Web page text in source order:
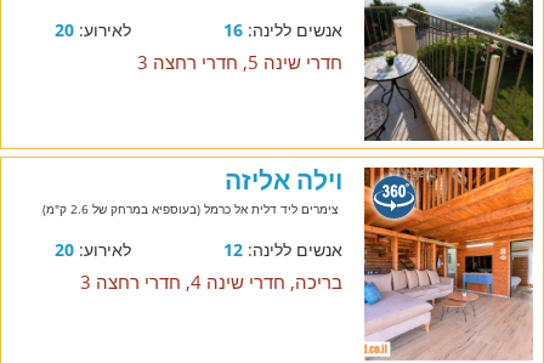
אנשים ללינה:16 לאירוע:20
חדרי שינה 5, חדרי רחצה 3
וילה אליזה
צימרים ליד דלית אל כרמל (בעוספיא במרחק של 2.6 ק"מ)
אנשים ללינה:12 לאירוע:20
בריכה, חדרי שינה 4, חדרי רחצה 3